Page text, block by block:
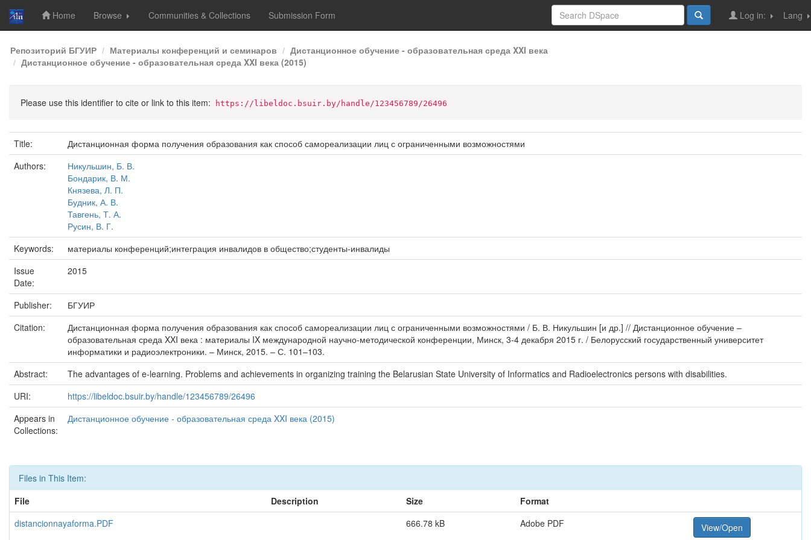
Skip
navigation
Home Browse Communities & Collections Submission Form Lang
Log in:
Репозиторий БГУИР Материалы конференций и семинаров
Дистанционное обучение - образовательная среда XXI века
Дистанционное обучение - образовательная среда XXI века (2015)
Please use this identifier to cite or link to this item: https://libeldoc.bsuir.by/handle/123456789/26496
Title:
Дистанционная форма получения образования как способ самореализации лиц с ограниченными возможностями
Authors:
Никульшин, Б. В.
Бондарик, В. М.
Князева, Л. П.
Будник, А. В.
Тавгень, Т. А.
Русин, В. Г.
Keywords:
материалы конференций;интеграция инвалидов в общество;студенты-инвалиды
Issue
Date:
2015
Publisher:
БГУИР
Citation:
Дистанционная форма получения образования как способ самореализации лиц с ограниченными возможностями / Б. В. Никульшин [и др.] // Дистанционное обучение –
образовательная среда XXI века : материалы IX международной научно-методической конференции, Минск, 3-4 декабря 2015 г. / Белорусский государственный университет
информатики и радиоэлектроники. – Минск, 2015. – С. 101–103.
Abstract:
The advantages of e-learning. Problems and achievements in organizing training the Belarusian State University of Informatics and Radioelectronics persons with disabilities.
URI:
https://libeldoc.bsuir.by/handle/123456789/26496
Appears in
Collections:
Дистанционное обучение - образовательная среда XXI века (2015)
Files in This Item:
File
Description Size
Format
distancionnayaforma.PDF
666.78 kB Adobe PDF View/Open